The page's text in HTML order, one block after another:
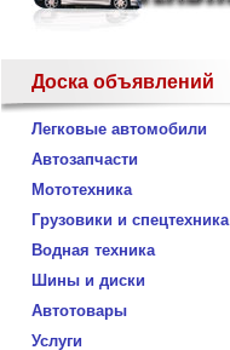
Доска объявлений
Легковые автомобили
Автозапчасти
Мототехника
Грузовики и спецтехника
Водная техника
Шины и диски
Автотовары
Услуги